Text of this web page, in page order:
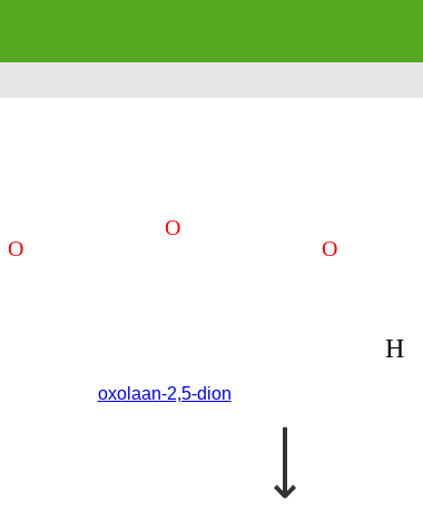
oxolaan-2,5-dion